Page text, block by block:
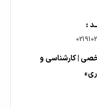
| کارشناسی و